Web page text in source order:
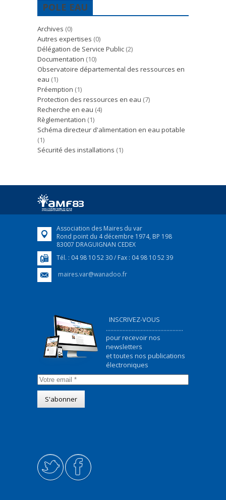
POLE EAU
Archives (0)
Autres expertises (0)
Délégation de Service Public (2)
Documentation (10)
Observatoire départemental des ressources en
eau (1)
Préemption (1)
Protection des ressources en eau (7)
Recherche en eau (4)
Règlementation (1)
Schéma directeur d'alimentation en eau potable
(1)
Sécurité des installations (1)
Association des Maires du var
Rond point du 4 décembre 1974, BP 198
83007 DRAGUIGNAN CEDEX
Tél. : 04 98 10 52 30 / Fax : 04 98 10 52 39
maires.var@wanadoo.fr
INSCRIVEZ-VOUS
...................................................
pour recevoir nos
newsletters
et toutes nos publications
électroniques